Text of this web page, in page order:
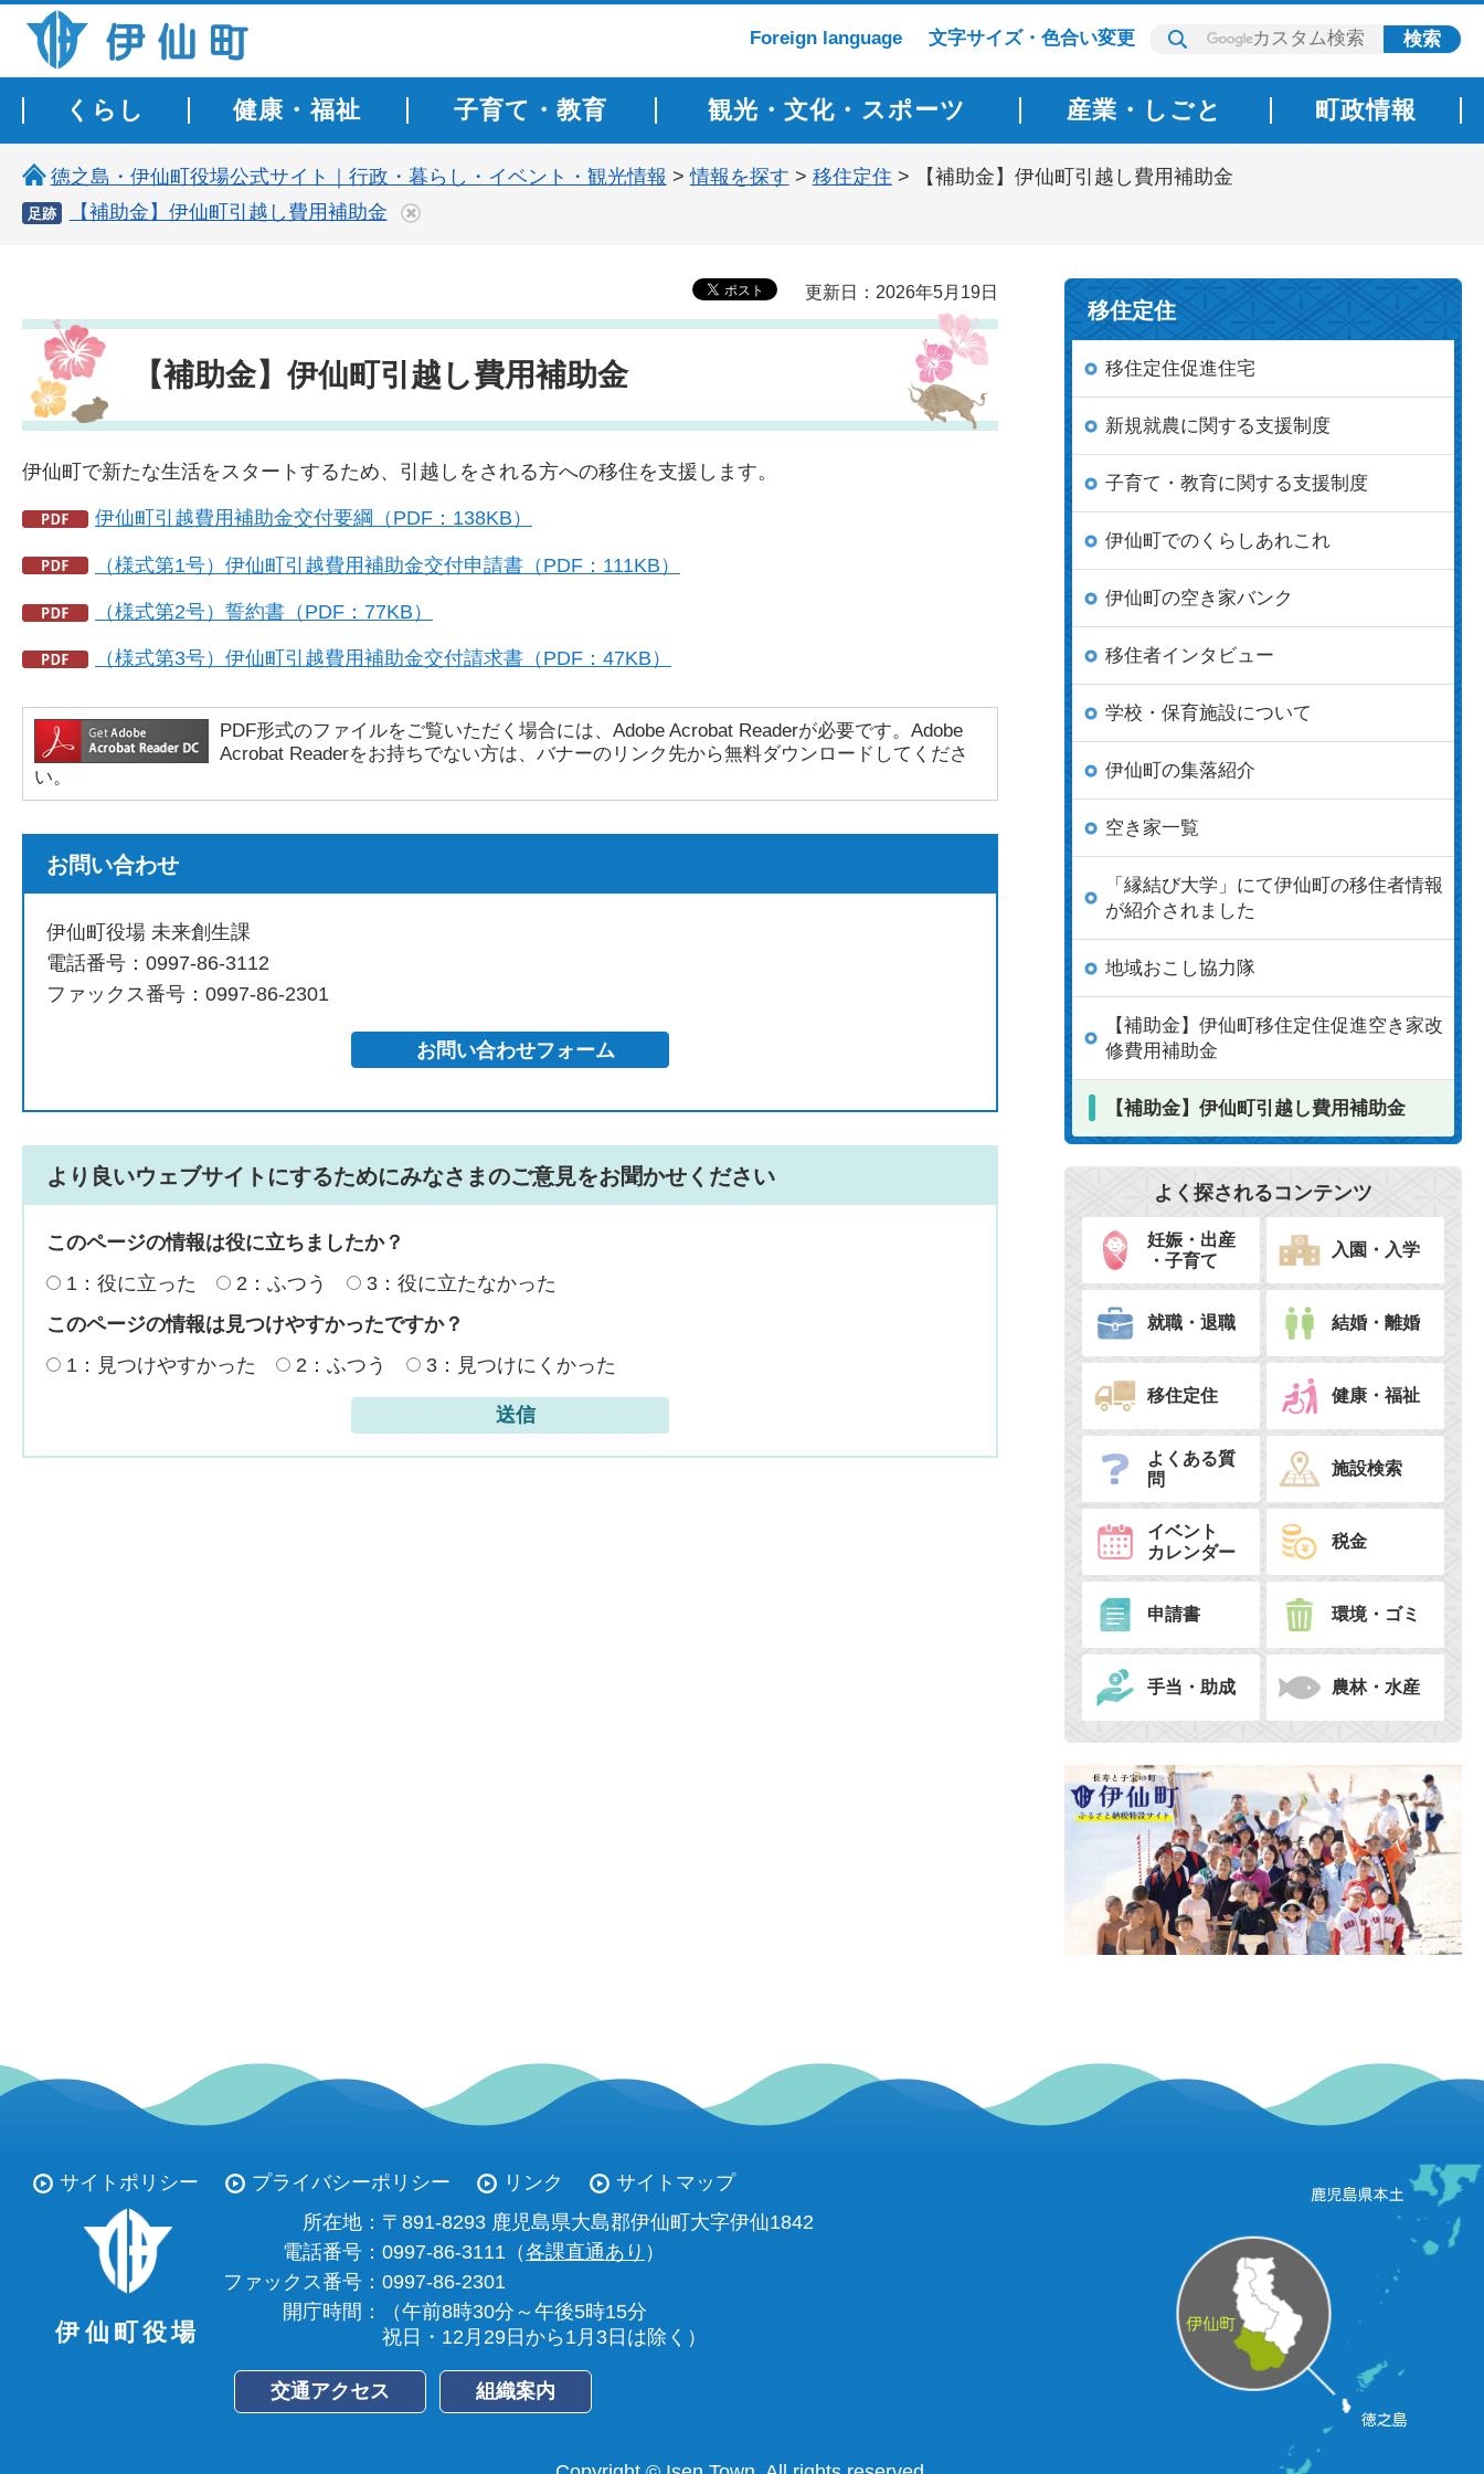
伊仙町 健康・長寿と子宝の町 Foreign language 文字サイズ・色合い変更
くらし 健康・福祉 子育て・教育 観光・文化・スポーツ 産業・しごと 町政情報
徳之島・伊仙町役場公式サイト｜行政・暮らし・イベント・観光情報 >情報を探す > 移住定住 > 【補助金】伊仙町引越し費用補助金
足跡 【補助金】伊仙町引越し費用補助金
更新日：2026年5月19日
【補助金】伊仙町引越し費用補助金
伊仙町で新たな生活をスタートするため、引越しをされる方への移住を支援します。
伊仙町引越費用補助金交付要綱（PDF：138KB）
（様式第1号）伊仙町引越費用補助金交付申請書（PDF：111KB）
（様式第2号）誓約書（PDF：77KB）
（様式第3号）伊仙町引越費用補助金交付請求書（PDF：47KB）
PDF形式のファイルをご覧いただく場合には、Adobe Acrobat Readerが必要です。Adobe
Acrobat Readerをお持ちでない方は、バナーのリンク先から無料ダウンロードしてくださ
い。
お問い合わせ
伊仙町役場 未来創生課
電話番号：0997-86-3112
ファックス番号：0997-86-2301
より良いウェブサイトにするためにみなさまのご意見をお聞かせください
このページの情報は役に立ちましたか？
1：役に立った
2：ふつう
3：役に立たなかった
このページの情報は見つけやすかったですか？
1：見つけやすかった
2：ふつう 3：見つけにくかった
移住定住
移住定住促進住宅
新規就農に関する支援制度
子育て・教育に関する支援制度
伊仙町でのくらしあれこれ
伊仙町の空き家バンク
移住者インタビュー
学校・保育施設について
伊仙町の集落紹介
空き家一覧
「縁結び大学」にて伊仙町の移住者情報
が紹介されました
地域おこし協力隊
【補助金】伊仙町移住定住促進空き家改
修費用補助金
【補助金】伊仙町引越し費用補助金
よく探されるコンテンツ
妊娠・出産
・子育て
入園・入学
就職・退職 結婚・離婚
移住定住 健康・福祉
よくある質
問
施設検索
イベント
カレンダー
税金
申請書 環境・ゴミ
手当・助成 農林・水産
サイトポリシー プライバシーポリシー リンク サイトマップ
伊仙町役場
所在地： 〒891-8293 鹿児島県大島郡伊仙町大字伊仙1842
電話番号： 0997-86-3111（各課直通あり ）
ファックス番号： 0997-86-2301
開庁時間：
（午前8時30分～午後5時15分
祝日・12月29日から1月3日は除く）
交通アクセス 組織案内